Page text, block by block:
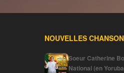
NOUVELLES
Soeur Catherine
National (en